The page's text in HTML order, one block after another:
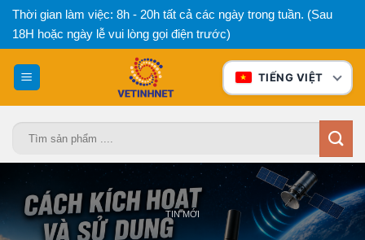
Bỏ
qua
nội
dung
Thời gian làm việc: 8h - 20h tất cả các ngày trong tuần. (Sau
18H hoặc ngày lễ vui lòng gọi điện trước)
TIẾNG VIỆT
TIN MỚI